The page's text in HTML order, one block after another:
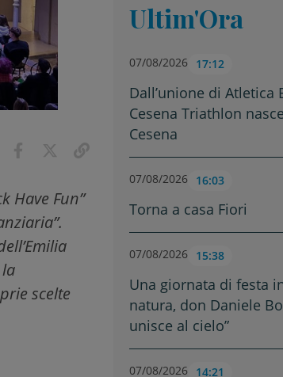
Have Fun”
scelte
Ultim'Ora
07/08/2026 17:12
Dall’unione di Atletica
Cesena Triathlon
Cesena
07/08/2026 16:03
Torna a casa Fiori
07/08/2026 15:38
Una giornata di festa
natura, don Daniele
unisce al cielo”
07/08/2026 14:21